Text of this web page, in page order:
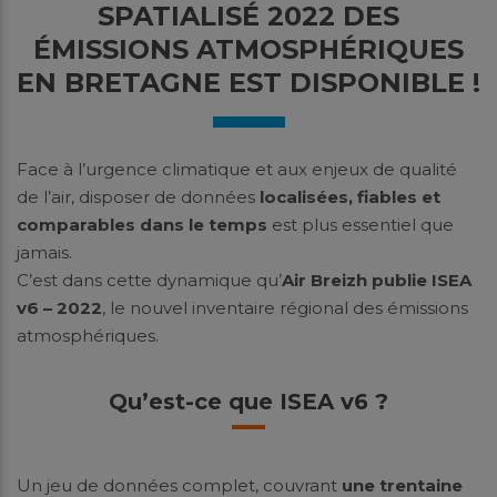
SPATIALISÉ 2022 DES
ÉMISSIONS ATMOSPHÉRIQUES
EN BRETAGNE EST DISPONIBLE !
Face à l’urgence climatique et aux enjeux de qualité
de l’air, disposer de données localisées, fiables et
comparables dans le temps est plus essentiel que
jamais.
C’est dans cette dynamique qu’Air Breizh publie ISEA
v6 – 2022, le nouvel inventaire régional des émissions
atmosphériques.
Qu’est-ce que ISEA v6 ?
Un jeu de données complet, couvrant une trentaine